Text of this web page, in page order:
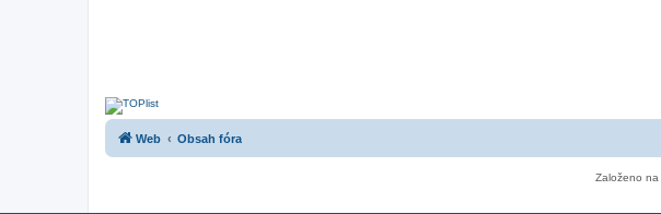
Web Obsah fóra
Založeno na